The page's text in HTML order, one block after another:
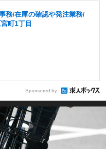
務/在庫の確認や発注業務/
町1丁目
Sponsored by